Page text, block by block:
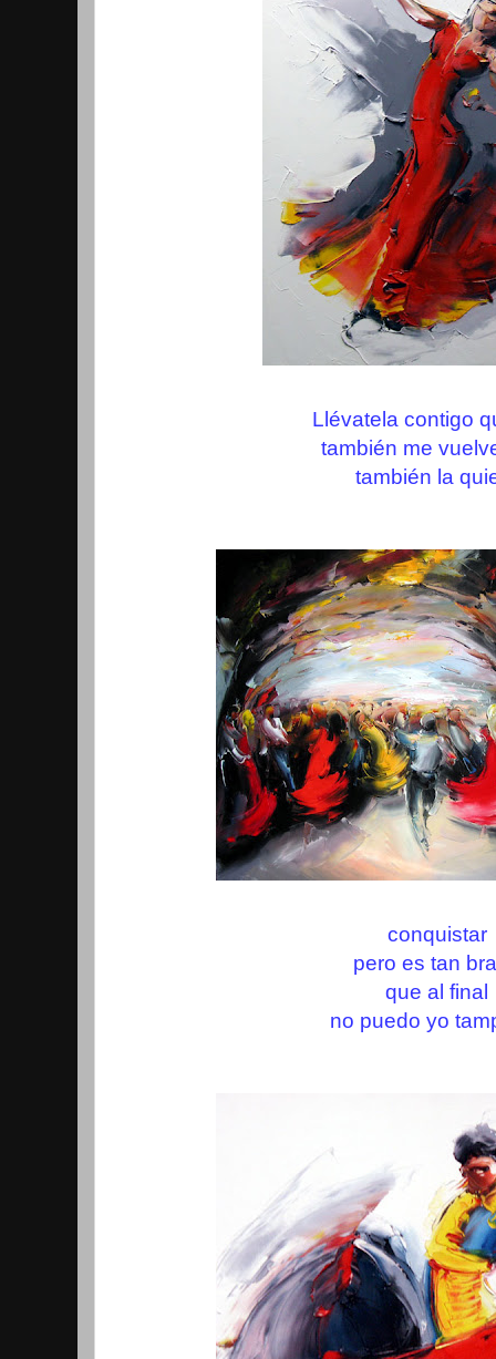
Llévatela contigo
también me
también la
conquistar
pero es tan
que al final
no puedo yo